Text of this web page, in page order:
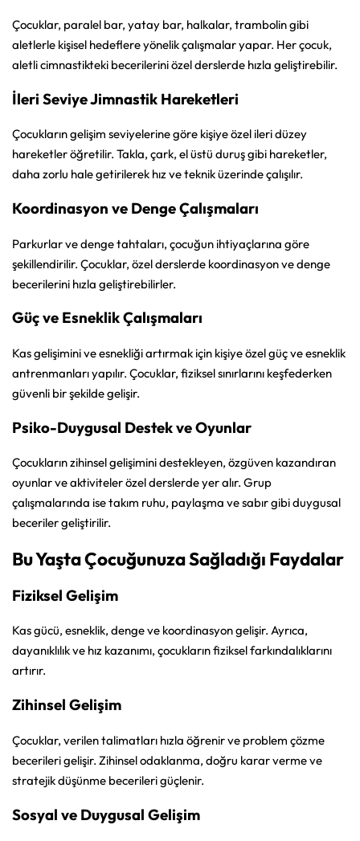
Çocuklar, paralel bar, yatay bar, halkalar, trambolin gibi
aletlerle kişisel hedeflere yönelik çalışmalar yapar. Her çocuk,
aletli cimnastikteki becerilerini özel derslerde hızla geliştirebilir.
İleri Seviye Jimnastik Hareketleri
Çocukların gelişim seviyelerine göre kişiye özel ileri düzey
hareketler öğretilir. Takla, çark, el üstü duruş gibi hareketler,
daha zorlu hale getirilerek hız ve teknik üzerinde çalışılır.
Koordinasyon ve Denge Çalışmaları
Parkurlar ve denge tahtaları, çocuğun ihtiyaçlarına göre
şekillendirilir. Çocuklar, özel derslerde koordinasyon ve denge
becerilerini hızla geliştirebilirler.
Güç ve Esneklik Çalışmaları
Kas gelişimini ve esnekliği artırmak için kişiye özel güç ve esneklik
antrenmanları yapılır. Çocuklar, fiziksel sınırlarını keşfederken
güvenli bir şekilde gelişir.
Psiko-Duygusal Destek ve Oyunlar
Çocukların zihinsel gelişimini destekleyen, özgüven kazandıran
oyunlar ve aktiviteler özel derslerde yer alır. Grup
çalışmalarında ise takım ruhu, paylaşma ve sabır gibi duygusal
beceriler geliştirilir.
Bu Yaşta Çocuğunuza Sağladığı Faydalar
Fiziksel Gelişim
Kas gücü, esneklik, denge ve koordinasyon gelişir. Ayrıca,
dayanıklılık ve hız kazanımı, çocukların fiziksel farkındalıklarını
artırır.
Zihinsel Gelişim
Çocuklar, verilen talimatları hızla öğrenir ve problem çözme
becerileri gelişir. Zihinsel odaklanma, doğru karar verme ve
stratejik düşünme becerileri güçlenir.
Sosyal ve Duygusal Gelişim